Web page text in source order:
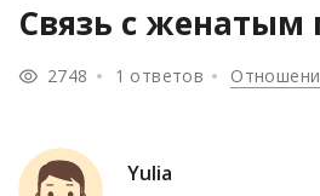
Связь с
2748 1 ответов
Yulia